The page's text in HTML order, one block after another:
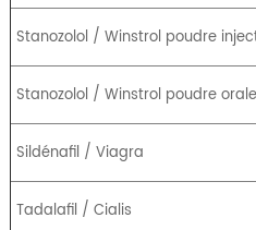
Stanozolol / Winstrol poudre
Stanozolol / Winstrol poudre orale
Sildénafil / Viagra
Tadalafil / Cialis